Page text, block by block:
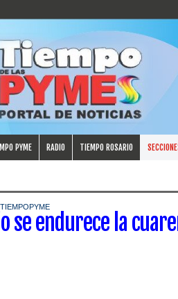
PYME RADIO TIEMPO ROSARIO
se endurece la